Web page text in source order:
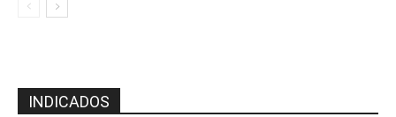
INDICADOS